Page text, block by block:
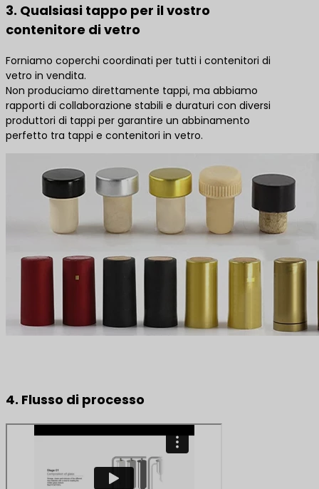
3. Qualsiasi tappo per il vostro
contenitore di vetro
Forniamo coperchi coordinati per tutti i contenitori di
vetro in vendita.
Non produciamo direttamente tappi, ma abbiamo
rapporti di collaborazione stabili e duraturi con diversi
produttori di tappi per garantire un abbinamento
perfetto tra tappi e contenitori in vetro.
4. Flusso di processo